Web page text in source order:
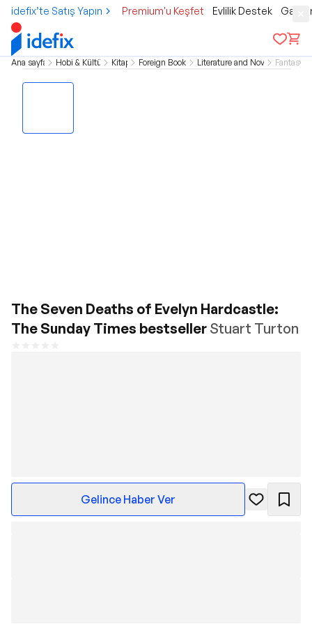
idefix’te Satış Yapın Premium'u Keşfet Evlilik Destek
Ana sayfa Hobi & Kültür Kitap Foreign Books Literature and Novel Fantasy
The Seven Deaths of Evelyn Hardcastle:
The Sunday Times bestseller Stuart Turton
Gelince Haber Ver